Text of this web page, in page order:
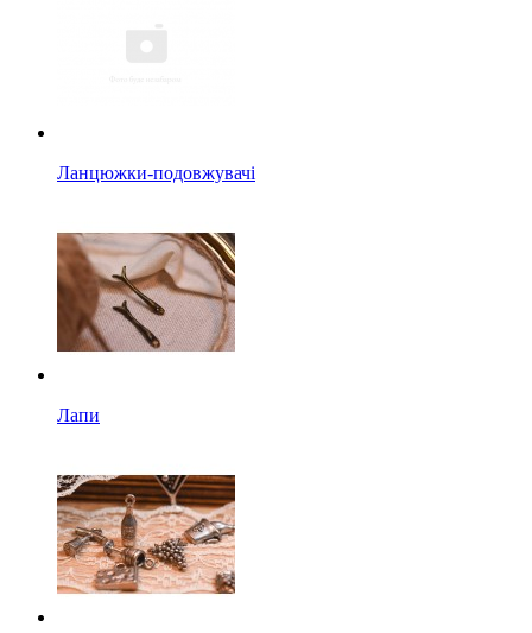
Ланцюжки-подовжувачі
Лапи